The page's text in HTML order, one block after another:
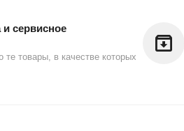
и сервисное
товары, в качестве которых